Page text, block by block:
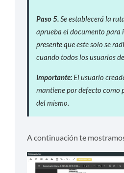
Paso 5.Se establecerá la
aprueba el documento para
presente que este solo se
cuando todos los usuarios
Importante:El usuario
mantiene por defecto como
del mismo.
A continuación te